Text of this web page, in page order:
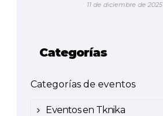
11 de diciembre de 2025
Categorías
Categorías de eventos
Eventos en Tknika